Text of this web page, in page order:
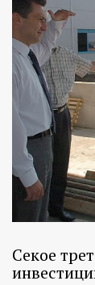
Секое